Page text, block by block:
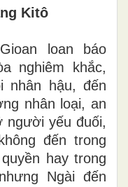
Kitô
loan báo
nghiêm khắc,
nhân hậu, đến
nhân loại, an
người yếu đuối,
đến trong
hay trong
Ngài đến